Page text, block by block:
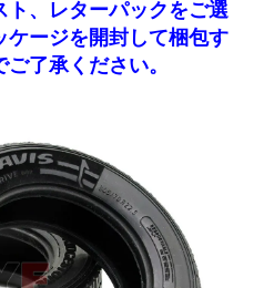
、レターパックをご選
ケージを開封して梱包す
了承ください。